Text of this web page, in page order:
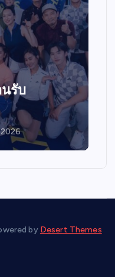
รับ
by Desert Themes